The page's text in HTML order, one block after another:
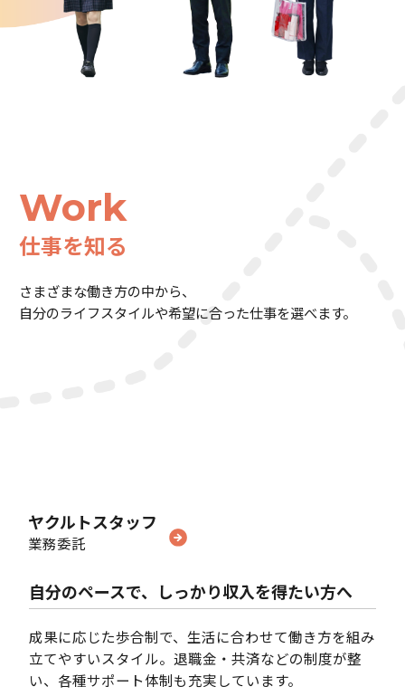
Work
仕事を知る
さまざまな働き方の中から、
自分のライフスタイルや希望に合った仕事を選べます。
ヤクルトスタッフ
業務委託
自分のペースで、しっかり収入を得たい方へ
成果に応じた歩合制で、生活に合わせて働き方を組み
立てやすいスタイル。 退職金・共済などの制度が整
い、各種サポート体制も充実しています。